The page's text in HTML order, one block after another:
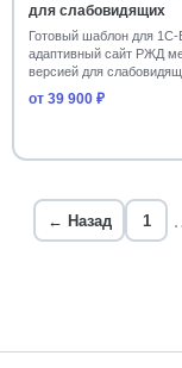
Статистика сайта 4
Новости и rss 4
Мебель 2
Информационный
Спорт, туризм,
для слабовидящих
Готовый шаблон для 1С-
адаптивный сайт РЖД
версией для
Установите г…
от 39 900 ₽
← Назад 1